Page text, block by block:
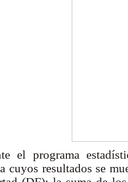
el programa
cuyos resultados se